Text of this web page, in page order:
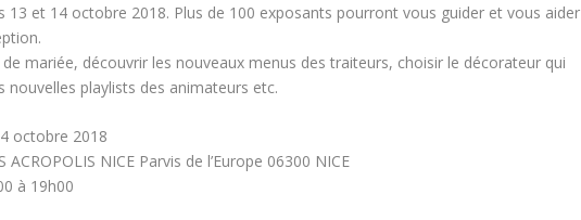
13 et 14 octobre 2018. Plus de 100 exposants pourront vous guider et vous aider
mariée, découvrir les nouveaux menus des traiteurs, choisir le décorateur qui
playlists des animateurs etc.
octobre 2018
ACROPOLIS NICE Parvis de l’Europe 06300 NICE
à 19h00